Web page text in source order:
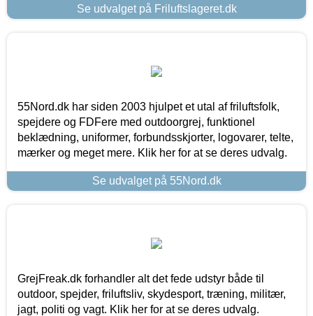
Se udvalget på Friluftslageret.dk
55Nord.dk har siden 2003 hjulpet et utal af friluftsfolk,
spejdere og FDFere med outdoorgrej, funktionel
beklædning, uniformer, forbundsskjorter, logovarer, telte,
mærker og meget mere. Klik her for at se deres udvalg.
Se udvalget på 55Nord.dk
GrejFreak.dk forhandler alt det fede udstyr både til
outdoor, spejder, friluftsliv, skydesport, træning, militær,
jagt, politi og vagt. Klik her for at se deres udvalg.